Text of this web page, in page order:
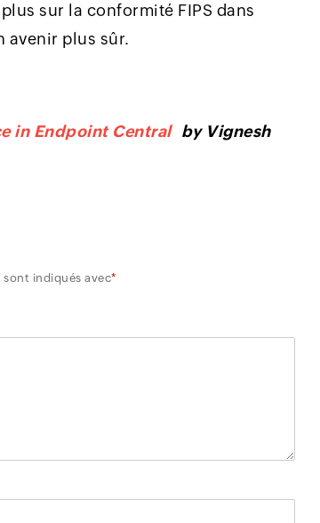
sur la conformité FIPS dans
avenir plus sûr.
in Endpoint Centralby Vignesh
sont indiqués avec*